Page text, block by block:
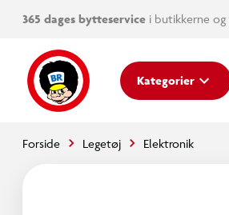
365 dages bytteservice i butikkerne og
Kategorier
Forside Legetøj Elektronik